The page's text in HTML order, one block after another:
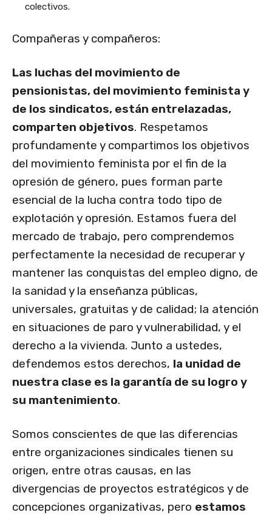
colectivos.
Compañeras y compañeros:
Las luchas del movimiento de
pensionistas, del movimiento feminista y
de los sindicatos, están entrelazadas,
comparten objetivos. Respetamos
profundamente y compartimos los objetivos
del movimiento feminista por el fin de la
opresión de género, pues forman parte
esencial de la lucha contra todo tipo de
explotación y opresión. Estamos fuera del
mercado de trabajo, pero comprendemos
perfectamente la necesidad de recuperar y
mantener las conquistas del empleo digno, de
la sanidad y la enseñanza públicas,
universales, gratuitas y de calidad; la atención
en situaciones de paro y vulnerabilidad, y el
derecho a la vivienda. Junto a ustedes,
defendemos estos derechos, la unidad de
nuestra clase es la garantía de su logro y
su mantenimiento.
Somos conscientes de que las diferencias
entre organizaciones sindicales tienen su
origen, entre otras causas, en las
divergencias de proyectos estratégicos y de
concepciones organizativas, pero estamos